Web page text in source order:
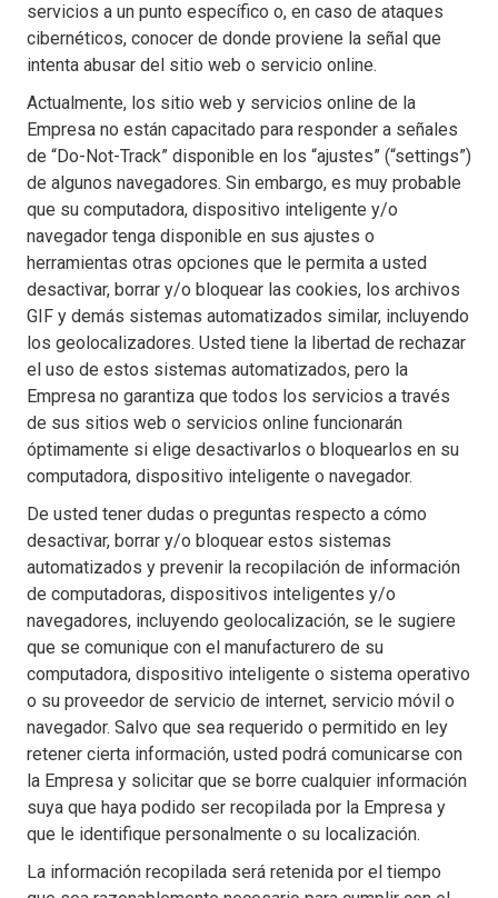
servicios a un punto específico o, en caso de ataques
cibernéticos, conocer de donde proviene la señal que
intenta abusar del sitio web o servicio online.
Actualmente, los sitio web y servicios online de la
Empresa no están capacitado para responder a señales
de “Do-Not-Track” disponible en los “ajustes” (“settings”)
de algunos navegadores. Sin embargo, es muy probable
que su computadora, dispositivo inteligente y/o
navegador tenga disponible en sus ajustes o
herramientas otras opciones que le permita a usted
desactivar, borrar y/o bloquear las cookies, los archivos
GIF y demás sistemas automatizados similar, incluyendo
los geolocalizadores. Usted tiene la libertad de rechazar
el uso de estos sistemas automatizados, pero la
Empresa no garantiza que todos los servicios a través
de sus sitios web o servicios online funcionarán
óptimamente si elige desactivarlos o bloquearlos en su
computadora, dispositivo inteligente o navegador.
De usted tener dudas o preguntas respecto a cómo
desactivar, borrar y/o bloquear estos sistemas
automatizados y prevenir la recopilación de información
de computadoras, dispositivos inteligentes y/o
navegadores, incluyendo geolocalización, se le sugiere
que se comunique con el manufacturero de su
computadora, dispositivo inteligente o sistema operativo
o su proveedor de servicio de internet, servicio móvil o
navegador. Salvo que sea requerido o permitido en ley
retener cierta información, usted podrá comunicarse con
la Empresa y solicitar que se borre cualquier información
suya que haya podido ser recopilada por la Empresa y
que le identifique personalmente o su localización.
La información recopilada será retenida por el tiempo